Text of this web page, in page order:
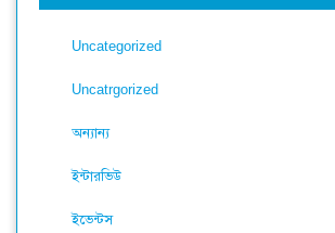
Uncategorized
Uncatrgorized
অন্যান্য
ইন্টারভিউ
ইভেন্টস